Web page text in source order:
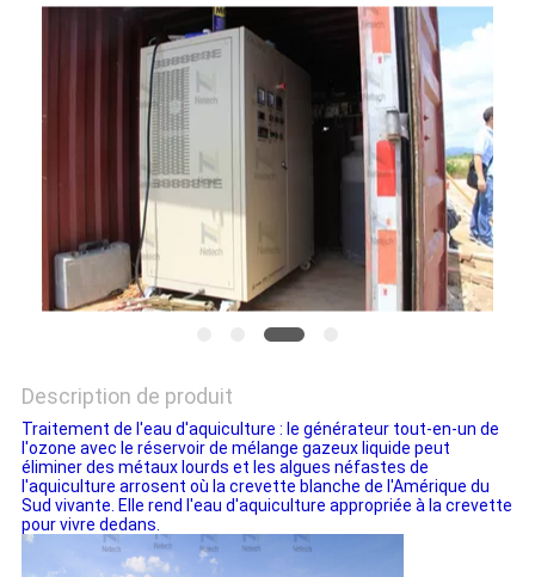
MERCHANTS
SITE
PRIVACY
POLICY
Description de produit
Traitement de l'eau d'aquiculture : le générateur tout-en-un de
l'ozone avec le réservoir de mélange gazeux liquide peut
éliminer des métaux lourds et les algues néfastes de
l'aquiculture arrosent où la crevette blanche de l'Amérique du
Sud vivante. Elle rend l'eau d'aquiculture appropriée à la crevette
pour vivre dedans.